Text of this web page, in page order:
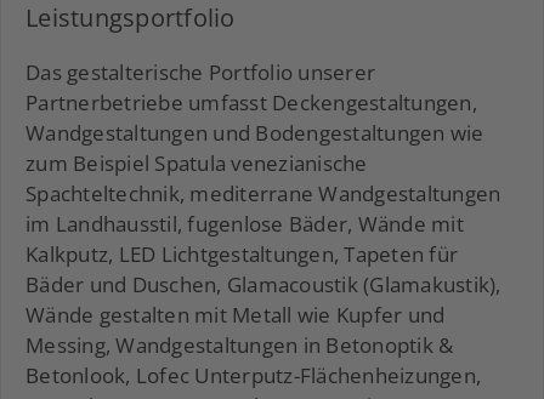
Leistungsportfolio
Das gestalterische Portfolio unserer
Partnerbetriebe umfasst Deckengestaltungen,
Wandgestaltungen und Bodengestaltungen wie
zum Beispiel Spatula venezianische
Spachteltechnik, mediterrane Wandgestaltungen
im Landhausstil, fugenlose Bäder, Wände mit
Kalkputz, LED Lichtgestaltungen, Tapeten für
Bäder und Duschen, Glamacoustik (Glamakustik),
Wände gestalten mit Metall wie Kupfer und
Messing, Wandgestaltungen in Betonoptik &
Betonlook, Lofec Unterputz-Flächenheizungen,